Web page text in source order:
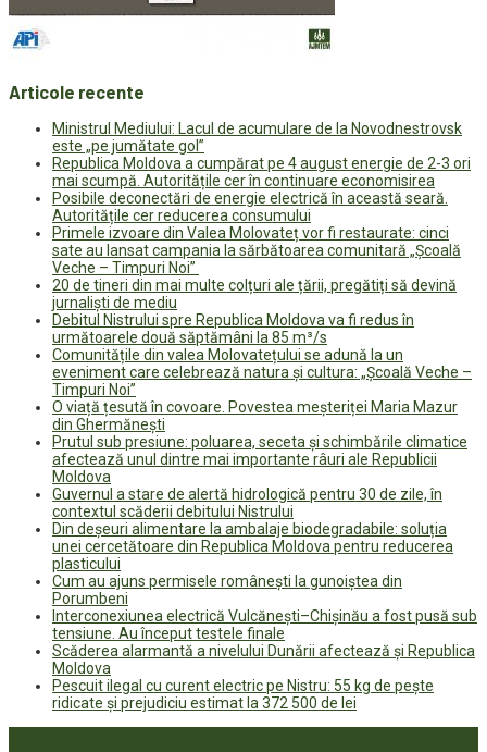
Articole recente
Ministrul Mediului: Lacul de acumulare de la Novodnestrovsk
este „pe jumătate gol”
Republica Moldova a cumpărat pe 4 august energie de 2-3 ori
mai scumpă. Autoritățile cer în continuare economisirea
Posibile deconectări de energie electrică în această seară.
Autoritățile cer reducerea consumului
Primele izvoare din Valea Molovateț vor fi restaurate: cinci
sate au lansat campania la sărbătoarea comunitară „Școală
Veche – Timpuri Noi”
20 de tineri din mai multe colțuri ale țării, pregătiți să devină
jurnaliști de mediu
Debitul Nistrului spre Republica Moldova va fi redus în
următoarele două săptămâni la 85 m³/s
Comunitățile din valea Molovatețului se adună la un
eveniment care celebrează natura și cultura: „Școală Veche –
Timpuri Noi”
O viață țesută în covoare. Povestea meșteriței Maria Mazur
din Ghermănești
Prutul sub presiune: poluarea, seceta și schimbările climatice
afectează unul dintre mai importante râuri ale Republicii
Moldova
Guvernul a stare de alertă hidrologică pentru 30 de zile, în
contextul scăderii debitului Nistrului
Din deșeuri alimentare la ambalaje biodegradabile: soluția
unei cercetătoare din Republica Moldova pentru reducerea
plasticului
Cum au ajuns permisele românești la gunoiștea din
Porumbeni
Interconexiunea electrică Vulcănești–Chișinău a fost pusă sub
tensiune. Au început testele finale
Scăderea alarmantă a nivelului Dunării afectează și Republica
Moldova
Pescuit ilegal cu curent electric pe Nistru: 55 kg de pește
ridicate și prejudiciu estimat la 372 500 de lei